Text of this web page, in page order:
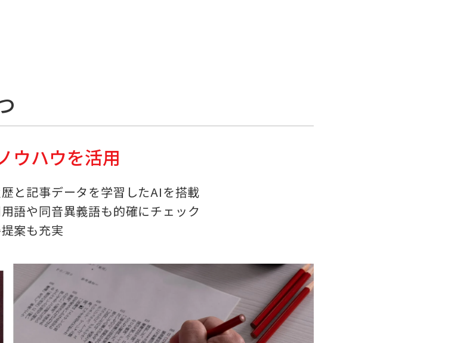
ウハウを活用
と記事データを学習したAIを搭載
語や同音異義語も的確にチェック
案も充実